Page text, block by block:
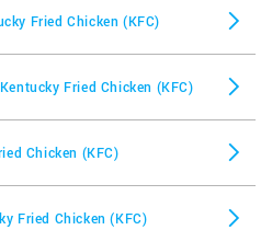
Fried Chicken (KFC)
Fried Chicken (KFC)
Chicken (KFC)
Fried Chicken (KFC)